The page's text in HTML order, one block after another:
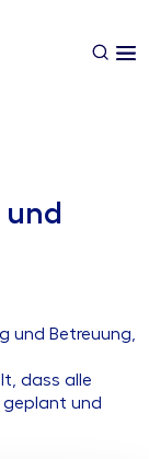
und Betreuung,
dass alle
und